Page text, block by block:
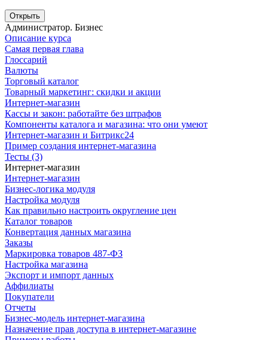
Открыть
Администратор. Бизнес
Описание курса
Самая первая глава
Глоссарий
Валюты
Торговый каталог
Товарный маркетинг: скидки и акции
Интернет-магазин
Кассы и закон: работайте без штрафов
Компоненты каталога и магазина: что они умеют
Интернет-магазин и Битрикс24
Пример создания интернет-магазина
Тесты (3)
Интернет-магазин
Интернет-магазин
Бизнес-логика модуля
Настройка модуля
Как правильно настроить округление цен
Каталог товаров
Конвертация данных магазина
Заказы
Маркировка товаров 487-ФЗ
Настройка магазина
Экспорт и импорт данных
Аффилиаты
Покупатели
Отчеты
Бизнес-модель интернет-магазина
Назначение прав доступа в интернет-магазине